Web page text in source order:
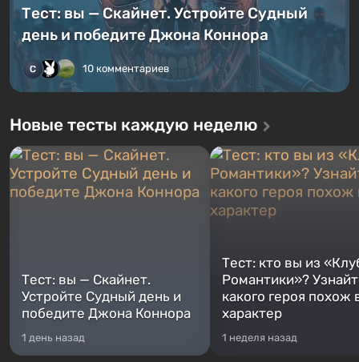
Тест: вы — Скайнет. Устройте Судный
день и победите Джона Коннора
10 комментариев
Новые тесты каждую неделю
Тест: вы — Скайнет.
Устройте Судный день и
победите Джона Коннора
1 день назад
Тест: кто вы из
Романтики»?
какого героя похож
характер
1 неделя назад